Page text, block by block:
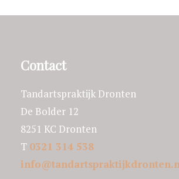
Contact
Tandartspraktijk Dronten
De Bolder 12
8251 KC Dronten
T 0321 314 538